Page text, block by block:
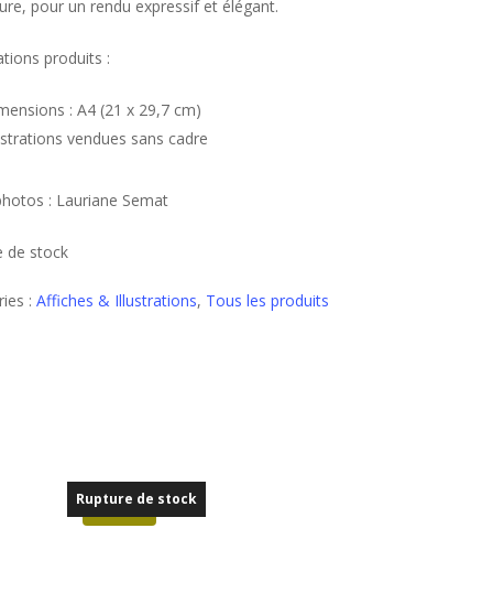
pour un rendu expressif et élégant.
produits :
: A4 (21 x 29,7 cm)
vendues sans cadre
: Lauriane Semat
de stock
: Affiches & Illustrations, Tous les produits
Rupture de stock
Promo !